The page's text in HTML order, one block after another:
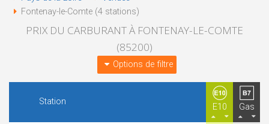
Fontenay-le-Comte (4 stations)
PRIX DU CARBURANT À FONTENAY-LE-COMTE
(85200)
Options de filtre
Station
E10 Gas